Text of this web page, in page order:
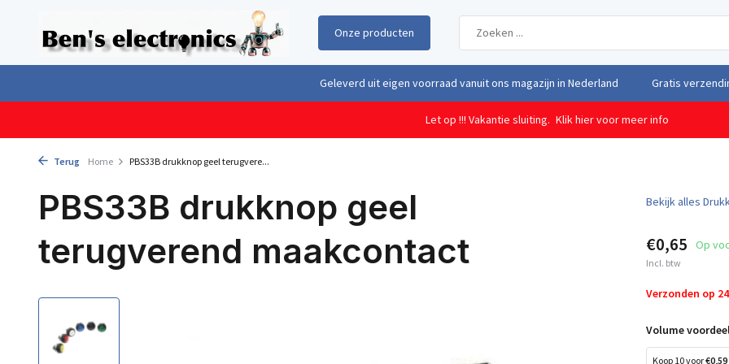
Onze producten
Geleverd uit eigen voorraad vanuit ons magazijn in Nederland Gratis
Let op !!! Vakantie sluiting. Klik hier voor meer info
Terug Home PBS33B drukknop geel terugvere...
PBS33B drukknop geel
terugverend maakcontact
Bekijk alles
€0,65 Op
Incl. btw
Verzonden op
Volume
Koop 10 voor€0,59